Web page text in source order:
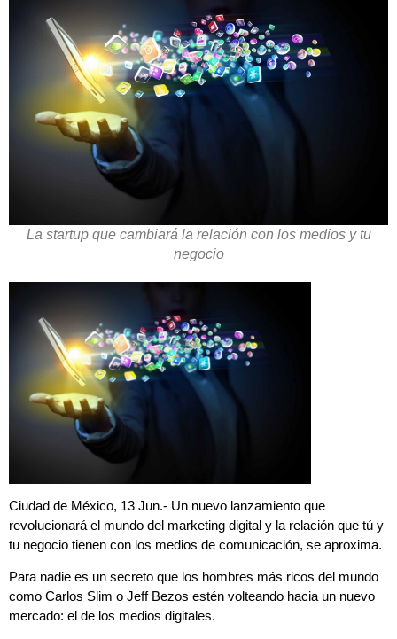
La startup que cambiará la relación con los medios y tu
negocio
Ciudad de México, 13 Jun.- Un nuevo lanzamiento que
revolucionará el mundo del marketing digital y la relación que tú y
tu negocio tienen con los medios de comunicación, se aproxima.
Para nadie es un secreto que los hombres más ricos del mundo
como Carlos Slim o Jeff Bezos estén volteando hacia un nuevo
mercado: el de los medios digitales.